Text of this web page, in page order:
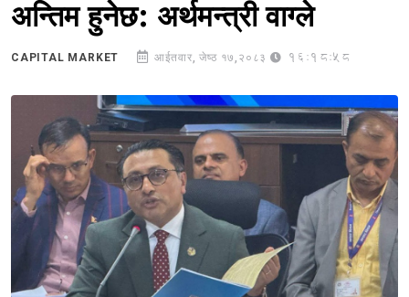
अन्तिम हुनेछ: अर्थमन्त्री वाग्ले
CAPITAL MARKET आईतवार, जेष्ठ १७,२०८३ 16:18:58